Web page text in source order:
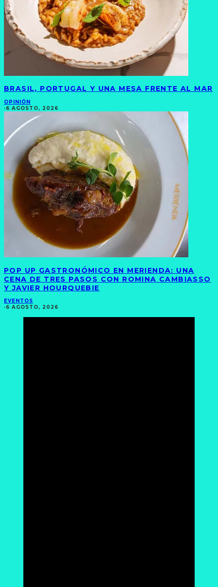
BRASIL, PORTUGAL Y UNA MESA FRENTE AL MAR
OPINIÓN
·6 AGOSTO, 2026
POP UP GASTRONÓMICO EN MERIENDA: UNA
CENA DE TRES PASOS CON ROMINA CAMBIASSO
Y JAVIER HOURQUEBIE
EVENTOS
·6 AGOSTO, 2026